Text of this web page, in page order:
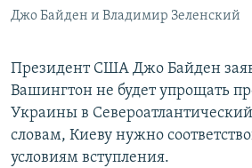
Все сайты RFE/RL
Джо Байден и Владимир Зеленский
Президент США Джо Байден
Вашингтон не будет упрощать
Украины в
словам, Киеву нужно
условиям вступления.